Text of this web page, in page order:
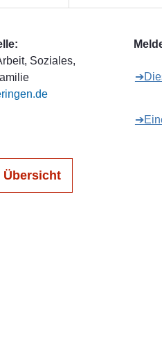
Soziales,